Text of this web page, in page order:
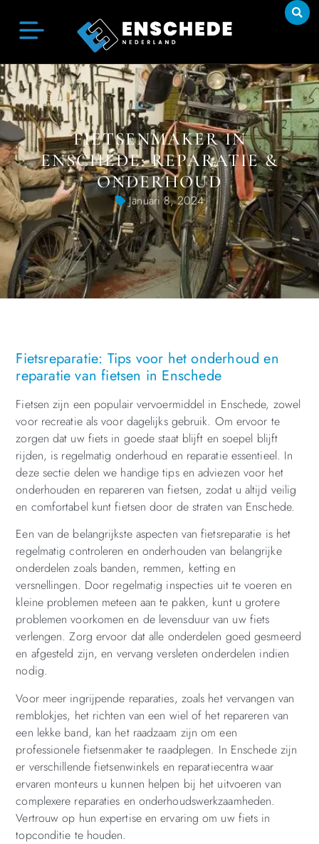
FIETSENMAKER IN
ENSCHEDE: REPARATIE &
ONDERHOUD
Januari 8, 2024
Fietsreparatie: Tips voor het onderhoud en
reparatie van fietsen in Enschede
Fietsen zijn een populair vervoermiddel in Enschede, zowel
voor recreatie als voor dagelijks gebruik. Om ervoor te
zorgen dat uw fiets in goede staat blijft en soepel blijft
rijden, is regelmatig onderhoud en reparatie essentieel. In
deze sectie delen we handige tips en adviezen voor het
onderhouden en repareren van fietsen, zodat u altijd veilig
en comfortabel kunt fietsen door de straten van Enschede.
Een van de belangrijkste aspecten van fietsreparatie is het
regelmatig controleren en onderhouden van belangrijke
onderdelen zoals banden, remmen, ketting en
versnellingen. Door regelmatig inspecties uit te voeren en
kleine problemen meteen aan te pakken, kunt u grotere
problemen voorkomen en de levensduur van uw fiets
verlengen. Zorg ervoor dat alle onderdelen goed gesmeerd
en afgesteld zijn, en vervang versleten onderdelen indien
nodig.
Voor meer ingrijpende reparaties, zoals het vervangen van
remblokjes, het richten van een wiel of het repareren van
een lekke band, kan het raadzaam zijn om een
professionele fietsenmaker te raadplegen. In Enschede zijn
er verschillende fietsenwinkels en reparatiecentra waar
ervaren monteurs u kunnen helpen bij het uitvoeren van
complexere reparaties en onderhoudswerkzaamheden.
Vertrouw op hun expertise en ervaring om uw fiets in
topconditie te houden.